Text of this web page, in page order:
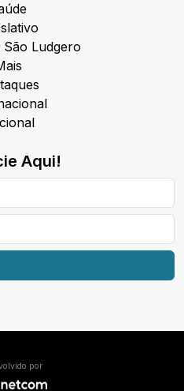
São Ludgero
Aqui!
por